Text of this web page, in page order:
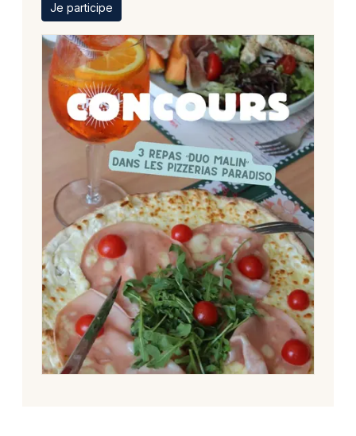
Je participe